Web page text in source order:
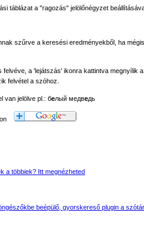
táblázat a "ragozás" jelölőnégyzet
szűrve a keresési eredményekből, ha
a 'lejátszás' ikonra kattintva megnyílik a
felvétel a szóhoz.
van jelölve pl.: белый медведь
a többiek? Itt megnézheted
beépülő, gyorskereső plugin a